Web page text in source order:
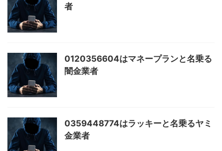
者
0120356604はマネープランと名乗る
闇金業者
0359448774はラッキーと名乗るヤミ
金業者